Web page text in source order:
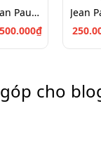
Jean Paul Gaultier Scandal Pour Homme EDT 100
cho